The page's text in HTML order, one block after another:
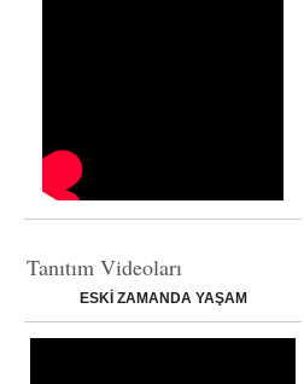
Tanıtım Videoları
ESKİ ZAMANDA YAŞAM